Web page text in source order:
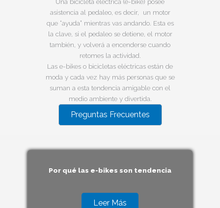
asistencia al pedaleo, es decir, un motor
que “ayuda” mientras vas andando. Esta es
la clave, si el pedaleo se detiene, el motor
también, y volverá a encenderse cuando
retomes la actividad.
Las e-bikes o bicicletas eléctricas están de
moda y cada vez hay más personas que se
suman a esta tendencia amigable con el
medio ambiente y divertida.
Preguntas Frecuentes
Por qué las e-bikes son tendencia
Leer Más